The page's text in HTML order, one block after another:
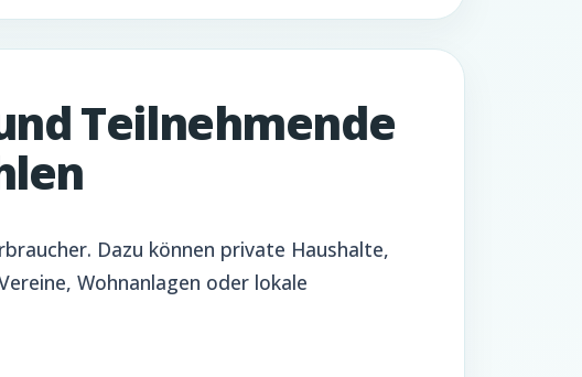
Teilnehmende
Dazu können private Haushalte,
Wohnanlagen oder lokale